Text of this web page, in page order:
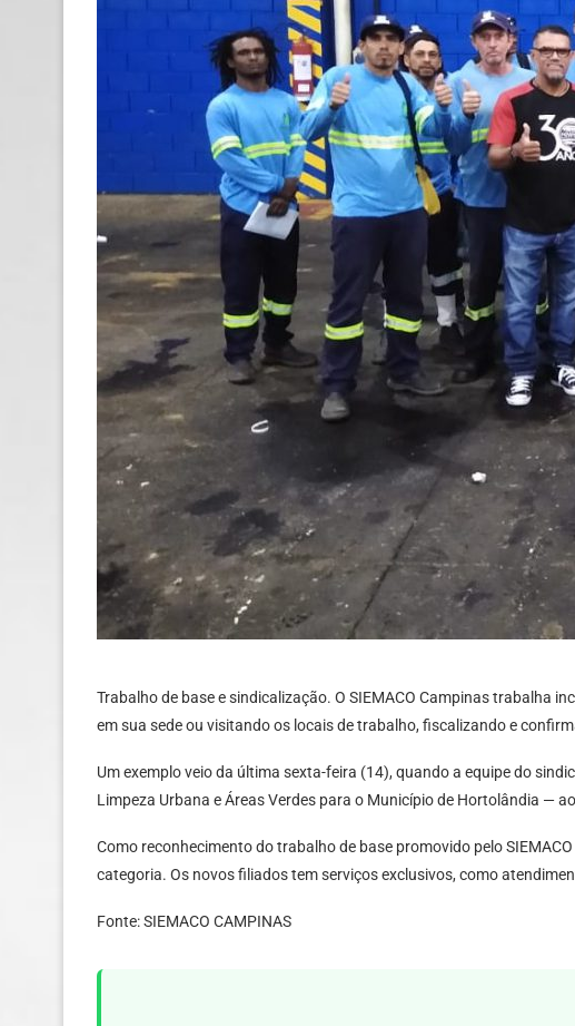
Trabalho de base e sindicalização. O SIEMACO Campinas trabalha
em sua sede ou visitando os locais de trabalho, fiscalizando e
Um exemplo veio da última sexta-feira (14), quando a equipe do
Limpeza Urbana e Áreas Verdes para o Município de Hortolândia —
Como reconhecimento do trabalho de base promovido pelo
categoria. Os novos filiados tem serviços exclusivos, como
Fonte: SIEMACO CAMPINAS